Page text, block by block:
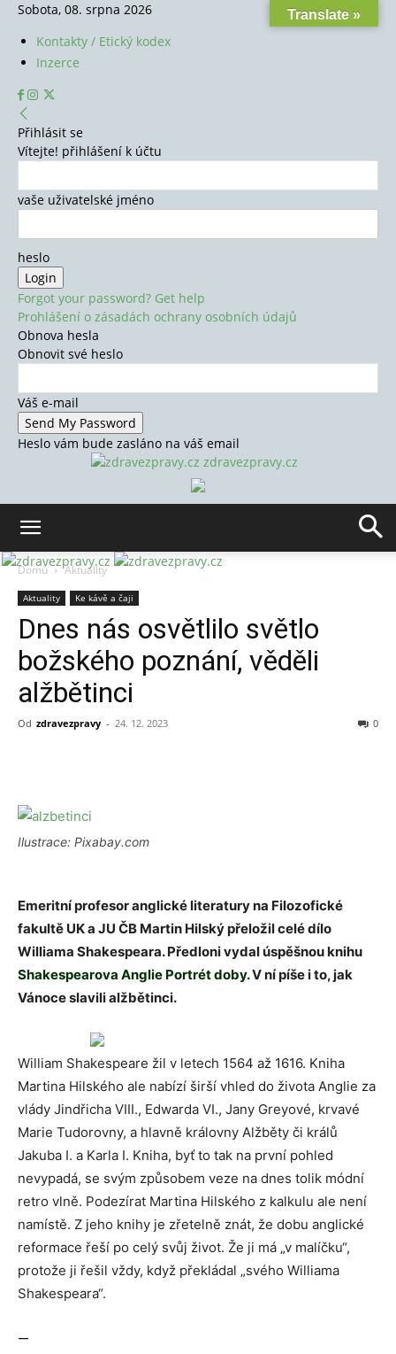
Sobota, 08. srpna 2026
Kontakty / Etický kodex
Inzerce
Přihlásit se
Vítejte! přihlášení k účtu
vaše uživatelské jméno
heslo
Forgot your password? Get help
Prohlášení o zásadách ochrany osobních údajů
Obnova hesla
Obnovit své heslo
Váš e-mail
Heslo vám bude zasláno na váš email
zdravezpravy.cz
Domů Aktuality
Aktuality Ke kávě a čaji
Dnes nás osvětlilo světlo
božského poznání, věděli
alžbětinci
Od zdravezpravy - 24. 12. 2023 0
Ilustrace: Pixabay.com
Emeritní profesor anglické literatury na Filozofické
fakultě UK a JU ČB Martin Hilský přeložil celé dílo
Williama Shakespeara. Předloni vydal úspěšnou knihu
Shakespearova Anglie Portrét doby.V ní píše i to, jak
Vánoce slavili alžbětinci.
William Shakespeare žil v letech 1564 až 1616. Kniha
Martina Hilského ale nabízí širší vhled do života Anglie za
vlády Jindřicha VIII., Edwarda VI., Jany Greyové, krvavé
Marie Tudorovny, a hlavně královny Alžběty či králů
Jakuba I. a Karla I. Kniha, byť to tak na první pohled
nevypadá, se svým způsobem veze na dnes tolik módní
retro vlně. Podezírat Martina Hilského z kalkulu ale není
namístě. Z jeho knihy je zřetelně znát, že dobu anglické
reformace řeší po celý svůj život. Že ji má „v malíčku“,
protože ji řešil vždy, když překládal „svého Williama
Shakespeara“.
—
Translate »